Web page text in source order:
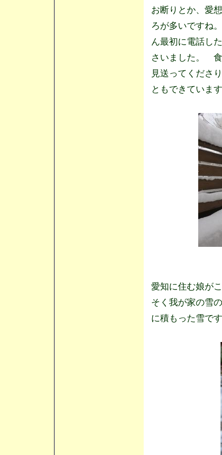
お断りとか、愛
ろが多いですね
ん最初に電話し
さいました。 食
見送ってくださ
ともできていま
愛知に住む娘が
そく我が家の雪
に積もった雪で